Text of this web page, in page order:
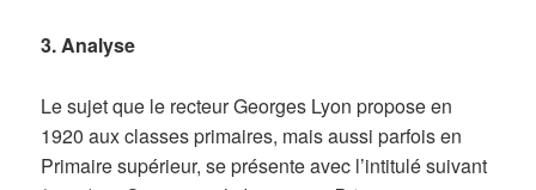
3. Analyse
Le sujet que le recteur Georges Lyon propose en
1920 aux classes primaires, mais aussi parfois en
Primaire supérieur, se présente avec l’intitulé suivant